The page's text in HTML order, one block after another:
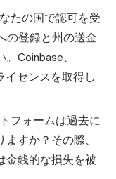
たの国で認可を受
の登録と州の送金
Coinbase、
イセンスを取得し
フォームは過去に
すか？その際、
金銭的な損失を被